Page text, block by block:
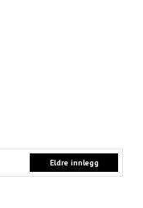
Eldre innlegg